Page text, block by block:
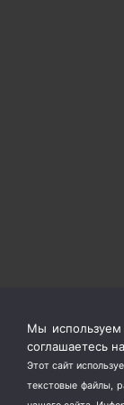
Мы используем
соглашаетесь
Этот сайт
текстовые файлы,